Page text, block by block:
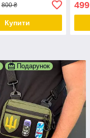
800 ₴
Купити
499
Подарунок